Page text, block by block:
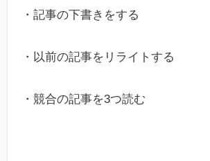
・記事の下書きをする
・以前の記事をリライトする
・競合の記事を3つ読む